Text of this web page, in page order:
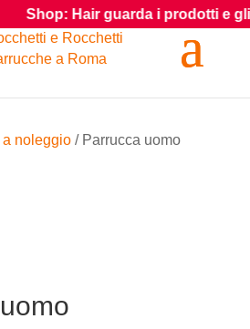
a noleggio/ Parrucca uomo
Shop: Hair guarda i prodotti e gli